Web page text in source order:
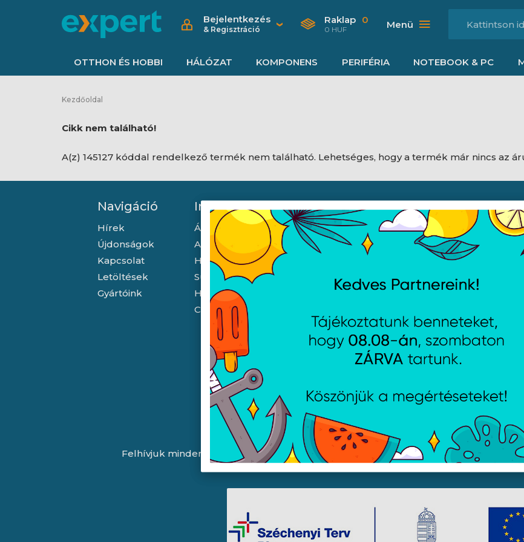
Bejelentkezés
& Regisztráció
Raklap 0
0 HUF Menü
OTTHON ÉS HOBBI HÁLÓZAT KOMPONENS PERIFÉRIA NOTEBOOK & PC
Kezdőoldal
Cikk nem található!
A(z) 145127 kóddal rendelkező termék nem található. Lehetséges, hogy a termék már nincs az
Navigáció
Hírek
Újdonságok
Kapcsolat
Letöltések
Gyártóink
Információ
Általános szerződési feltételek
Adatkezelési tájékoztató
Hallásvédelmi tájékoztató
Süti (cookie) tájékoztató
Házhozszállítási lehetőségek
Céginformáció
Nyitvatartás
Hétfő:
Csütörtök:
Péntek:
8:00 - 16:30
8:00 - 16:30
8:00 - 16:30
8:00 - 15:30
Felhívjuk minden látogatónk figyelmét, hogy a honlapunkon található képek